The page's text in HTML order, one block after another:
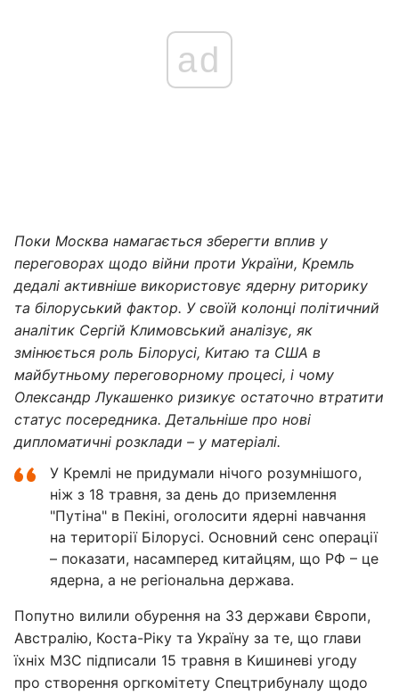
ad
Поки Москва намагається зберегти вплив у
переговорах щодо війни проти України, Кремль
дедалі активніше використовує ядерну риторику
та білоруський фактор. У своїй колонці політичний
аналітик Сергій Климовський аналізує, як
змінюється роль Білорусі, Китаю та США в
майбутньому переговорному процесі, і чому
Олександр Лукашенко ризикує остаточно втратити
статус посередника. Детальніше про нові
дипломатичні розклади – у матеріалі.
У Кремлі не придумали нічого розумнішого,
ніж з 18 травня, за день до приземлення
"Путіна" в Пекіні, оголосити ядерні навчання
на території Білорусі. Основний сенс операції
– показати, насамперед китайцям, що РФ – це
ядерна, а не регіональна держава.
Попутно вилили обурення на 33 держави Європи,
Австралію, Коста-Ріку та Україну за те, що глави
їхніх МЗС підписали 15 травня в Кишиневі угоду
про створення оргкомітету Спецтрибуналу щодо